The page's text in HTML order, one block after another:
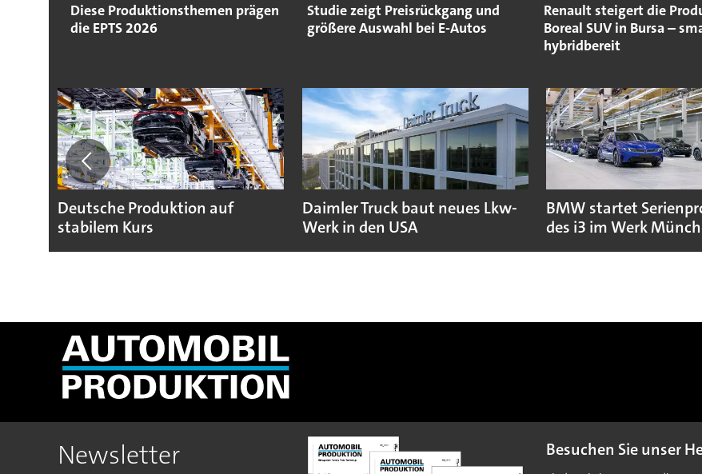
Diese Produktionsthemen prägen
die EPTS 2026
Studie zeigt Preisrückgang und
größere Auswahl bei E-Autos
Renault steigert die
Boreal SUV in Bursa –
hybridbereit
Deutsche Produktion auf
stabilem Kurs
Daimler Truck baut neues Lkw-
Werk in den USA
BMW startet
des i3 im Werk
Newsletter Besuchen Sie unser